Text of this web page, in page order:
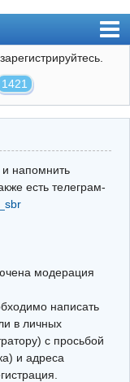
1421
напомнить
есть телеграм-
модерация
написать
в личных
с просьбой
и адреса